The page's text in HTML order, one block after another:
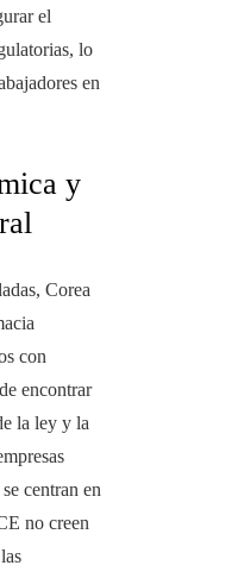
el
lo
en
y
Corea
con
encontrar
la ley y la
centran en
no creen